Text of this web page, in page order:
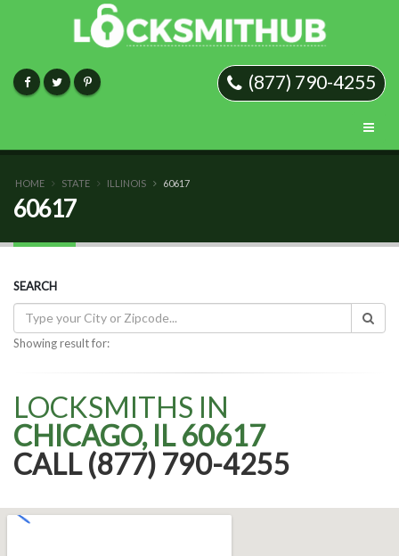
(877) 790-4255
HOME STATE ILLINOIS 60617
60617
SEARCH
Showing result for:
LOCKSMITHS IN
CHICAGO, IL 60617
CALL (877) 790-4255